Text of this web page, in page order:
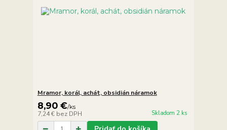
Mramor, korál, achát, obsidián náramok
8,90 €/ks
7,24 € bez DPH Skladom 2 ks